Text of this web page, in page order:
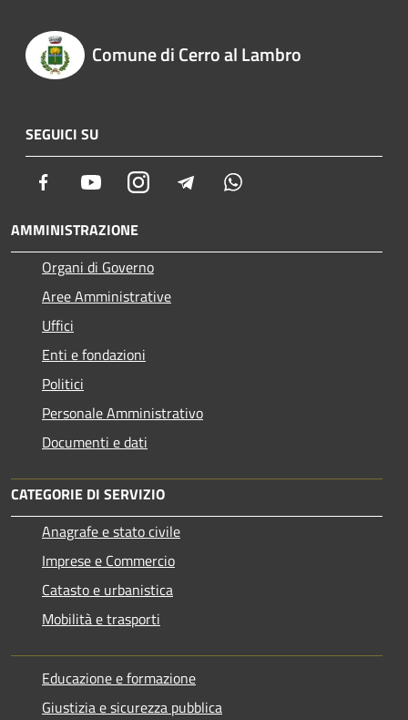
Comune di Cerro al Lambro
SEGUICI SU
Facebook YoutubeInstagram Telegram
AMMINISTRAZIONE
Organi di Governo
Aree Amministrative
Uffici
Enti e fondazioni
Politici
Personale Amministrativo
Documenti e dati
CATEGORIE DI SERVIZIO
Anagrafe e stato civile
Imprese e Commercio
Catasto e urbanistica
Mobilità e trasporti
Educazione e formazione
Giustizia e sicurezza pubblica